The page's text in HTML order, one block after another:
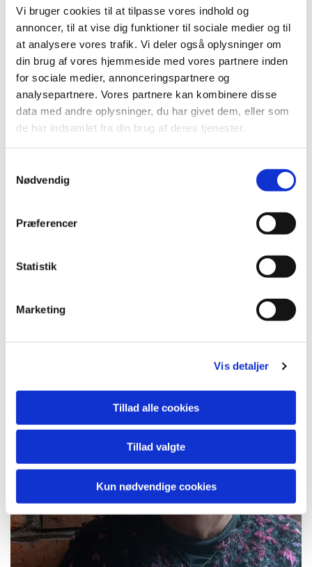
Vi bruger cookies til at tilpasse vores indhold og
annoncer, til at vise dig funktioner til sociale medier og til
at analysere vores trafik. Vi deler også oplysninger om
din brug af vores hjemmeside med vores partnere inden
for sociale medier, annonceringspartnere og
analysepartnere. Vores partnere kan kombinere disse
data med andre oplysninger, du har givet dem, eller som
de har indsamlet fra din brug af deres tjenester.
Nødvendig
Præferencer
Statistik
Marketing
Vis detaljer
Tillad alle cookies
Tillad valgte
Kun nødvendige cookies
Rose-Marie Sundell